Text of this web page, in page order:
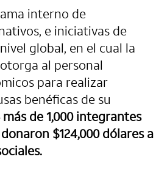
interno de
e iniciativas de
global, en el cual la
al personal
para realizar
benéficas de su
más de 1,000 integrantes
$124,000 dólares a